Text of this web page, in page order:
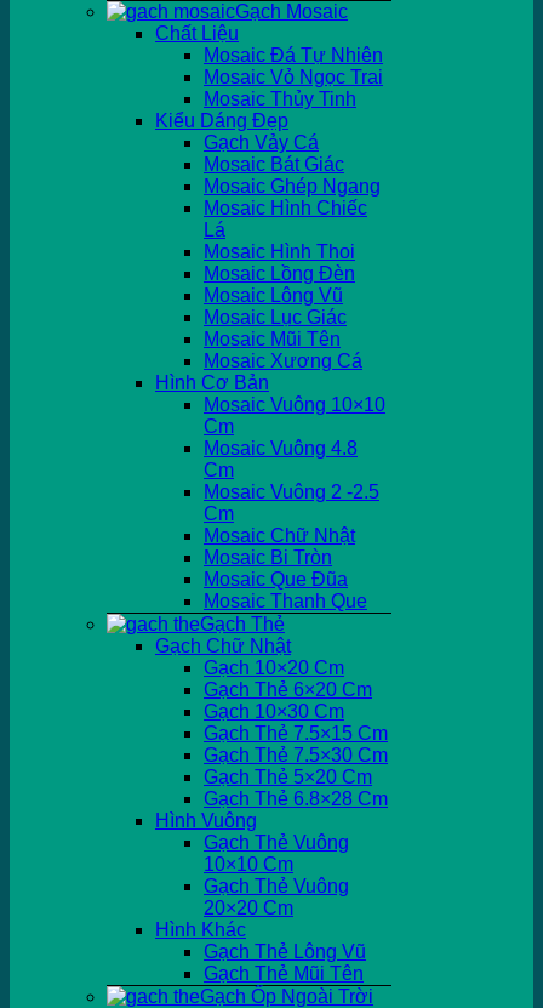
Gạch Mosaic
Chất Liệu
Mosaic Đá Tự Nhiên
Mosaic Vỏ Ngọc Trai
Mosaic Thủy Tinh
Kiểu Dáng Đẹp
Gạch Vảy Cá
Mosaic Bát Giác
Mosaic Ghép Ngang
Mosaic Hình Chiếc
Lá
Mosaic Hình Thoi
Mosaic Lồng Đèn
Mosaic Lông Vũ
Mosaic Lục Giác
Mosaic Mũi Tên
Mosaic Xương Cá
Hình Cơ Bản
Mosaic Vuông 10×10
Cm
Mosaic Vuông 4.8
Cm
Mosaic Vuông 2 -2.5
Cm
Mosaic Chữ Nhật
Mosaic Bi Tròn
Mosaic Que Đũa
Mosaic Thanh Que
Gạch Thẻ
Gạch Chữ Nhật
Gạch 10×20 Cm
Gạch Thẻ 6×20 Cm
Gạch 10×30 Cm
Gạch Thẻ 7.5×15 Cm
Gạch Thẻ 7.5×30 Cm
Gạch Thẻ 5×20 Cm
Gạch Thẻ 6.8×28 Cm
Hình Vuông
Gạch Thẻ Vuông
10×10 Cm
Gạch Thẻ Vuông
20×20 Cm
Hình Khác
Gạch Thẻ Lông Vũ
Gạch Thẻ Mũi Tên
Gạch Ốp Ngoài Trời